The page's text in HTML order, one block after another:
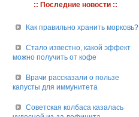
:: Последние новости ::
Как правильно хранить морковь?
Стало известно, какой эффект
можно получить от кофе
Врачи рассказали о пользе
капусты для иммунитета
Советская колбаса казалась